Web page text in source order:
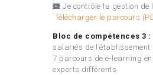
Je contrôle la gestion de
Télécharger le parcours
Bloc de compétences 3 :
salariés de
7 parcours de e-learning
experts différents